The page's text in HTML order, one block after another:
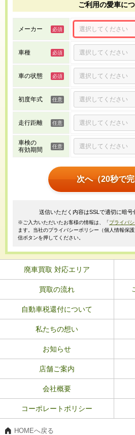
ご利用の愛車に
メーカー
車種
車の状態
初度年式
走行距離
車検の
有効期間
次へ（20秒で
送信いただく内容はSSLで適切に暗号
※ご入力いただいたお客様の情報は、「プライバ
ます。当社のプライバシーポリシー（個人情報保
信ボタンを押してください。
廃車買取 対応エリア
買取の流れ
自動車税還付について
私たちの想い
お知らせ
店舗ご案内
会社概要
コーポレートポリシー
HOMEへ戻る